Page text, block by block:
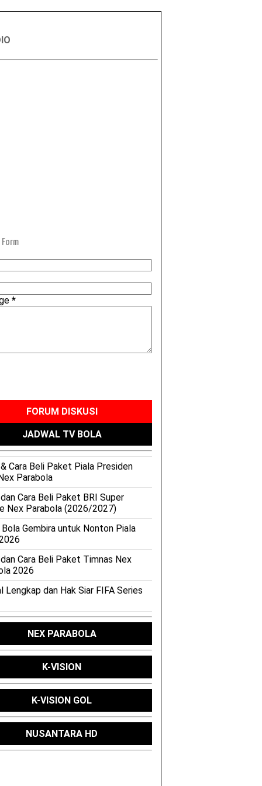
*
FORUM DISKUSI
JADWAL TV BOLA
Cara Beli Paket Piala Presiden
Parabola
Cara Beli Paket BRI Super
Nex Parabola (2026/2027)
Gembira untuk Nonton Piala
Cara Beli Paket Timnas Nex
2026
Lengkap dan Hak Siar FIFA Series
NEX PARABOLA
K-VISION
K-VISION GOL
NUSANTARA HD